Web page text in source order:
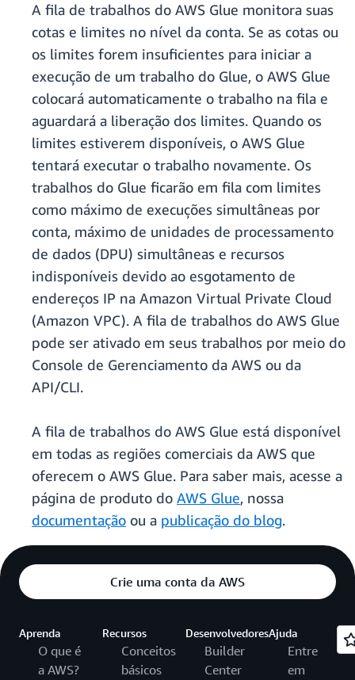
A fila de trabalhos do AWS Glue monitora suas
cotas e limites no nível da conta. Se as cotas ou
os limites forem insuficientes para iniciar a
execução de um trabalho do Glue, o AWS Glue
colocará automaticamente o trabalho na fila e
aguardará a liberação dos limites. Quando os
limites estiverem disponíveis, o AWS Glue
tentará executar o trabalho novamente. Os
trabalhos do Glue ficarão em fila com limites
como máximo de execuções simultâneas por
conta, máximo de unidades de processamento
de dados (DPU) simultâneas e recursos
indisponíveis devido ao esgotamento de
endereços IP na Amazon Virtual Private Cloud
(Amazon VPC). A fila de trabalhos do AWS Glue
pode ser ativado em seus trabalhos por meio do
Console de Gerenciamento da AWS ou da
API/CLI.
A fila de trabalhos do AWS Glue está disponível
em todas as regiões comerciais da AWS que
oferecem o AWS Glue. Para saber mais, acesse a
página de produto do AWS Glue, nossa
documentação ou a publicação do blog.
Crie uma conta da AWS
Aprenda
O que é
a AWS?
Recursos
Conceitos
básicos
Desenvolvedores
Builder
Center
Ajuda
Entre
em